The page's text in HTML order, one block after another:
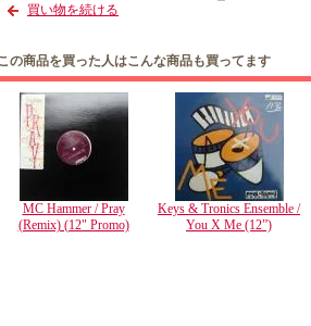
買い物を続ける
の商品を買った人はこんな商品も買ってます
MC Hammer / Pray
(Remix) (12" Promo)
Keys & Tronics Ensemble /
You X Me (12”)